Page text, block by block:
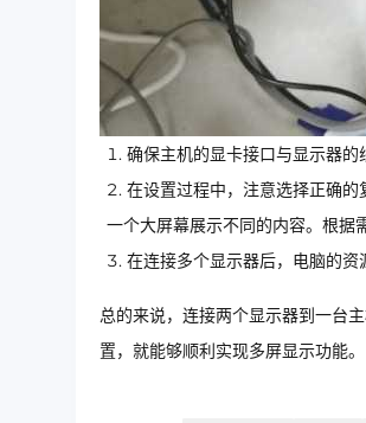
确保主机的显卡接口与显示器
在设置过程中，注意选择正确
一个大屏幕展示不同的内容。根据
在连接多个显示器后，电脑的
总的来说，连接两个显示器到一台
置，就能够顺利实现多屏显示功能。